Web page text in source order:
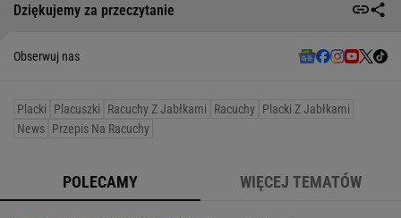
Dziękujemy za przeczytanie
Obserwuj nas
Placki Placuszki Racuchy Z Jabłkami Racuchy Placki Z Jabłkami
News Przepis Na Racuchy
POLECAMY WIĘCEJ TEMATÓW